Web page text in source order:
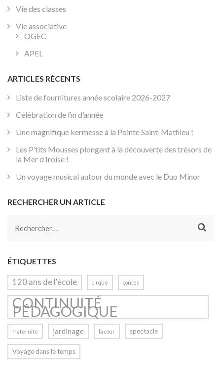
Vie des classes
Vie associative
OGEC
APEL
ARTICLES RÉCENTS
Liste de fournitures année scolaire 2026-2027
Célébration de fin d’année
Une magnifique kermesse à la Pointe Saint-Mathieu !
Les P’tits Mousses plongent à la découverte des trésors de
la Mer d’Iroise !
Un voyage musical autour du monde avec le Duo Minor
RECHERCHER UN ARTICLE
Rechercher :
ÉTIQUETTES
120 ans de l'école cirque contes
CONTINUITÉ
PÉDAGOGIQUE
fraternité jardinage la cour spectacle
Voyage dans le temps